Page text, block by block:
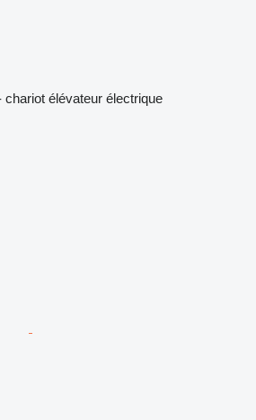
chariot élévateur électrique